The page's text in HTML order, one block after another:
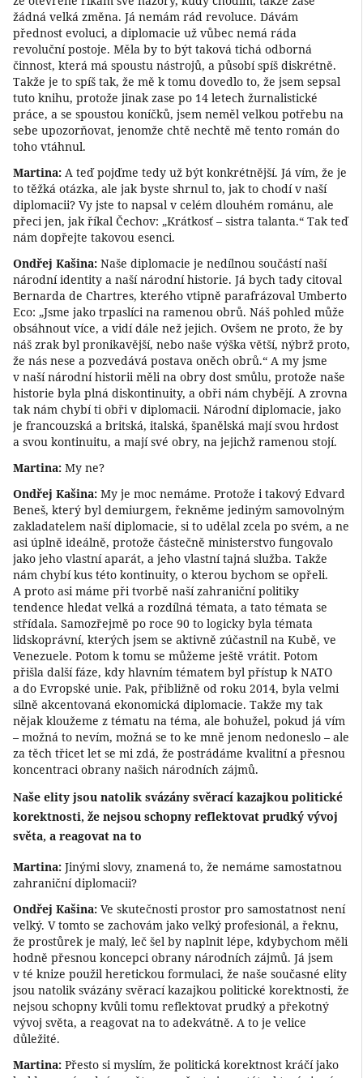
žádná velká změna. Já nemám rád revoluce. Dávám
přednost evoluci, a diplomacie už vůbec nemá ráda
revoluční postoje. Měla by to být taková tichá odborná
činnost, která má spoustu nástrojů, a působí spíš diskrétně.
Takže je to spíš tak, že mě k tomu dovedlo to, že jsem sepsal
tuto knihu, protože jinak zase po 14 letech žurnalistické
práce, a se spoustou koníčků, jsem neměl velkou potřebu na
sebe upozorňovat, jenomže chtě nechtě mě tento román do
toho vtáhnul.
Martina: A teď pojďme tedy už být konkrétnější. Já vím, že je
to těžká otázka, ale jak byste shrnul to, jak to chodí v naší
diplomacii? Vy jste to napsal v celém dlouhém románu, ale
přeci jen, jak říkal Čechov: „Krátkosť – sistra talanta.“ Tak teď
nám dopřejte takovou esenci.
Ondřej Kašina: Naše diplomacie je nedílnou součástí naší
národní identity a naší národní historie. Já bych tady citoval
Bernarda de Chartres, kterého vtipně parafrázoval Umberto
Eco: „Jsme jako trpaslíci na ramenou obrů. Náš pohled může
obsáhnout více, a vidí dále než jejich. Ovšem ne proto, že by
náš zrak byl pronikavější, nebo naše výška větší, nýbrž proto,
že nás nese a pozvedává postava oněch obrů.“ A my jsme
v naší národní historii měli na obry dost smůlu, protože naše
historie byla plná diskontinuity, a obři nám chybějí. A zrovna
tak nám chybí ti obři v diplomacii. Národní diplomacie, jako
je francouzská a britská, italská, španělská mají svou hrdost
a svou kontinuitu, a mají své obry, na jejichž ramenou stojí.
Martina: My ne?
Ondřej Kašina: My je moc nemáme. Protože i takový Edvard
Beneš, který byl demiurgem, řekněme jediným samovolným
zakladatelem naší diplomacie, si to udělal zcela po svém, a ne
asi úplně ideálně, protože částečně ministerstvo fungovalo
jako jeho vlastní aparát, a jeho vlastní tajná služba. Takže
nám chybí kus této kontinuity, o kterou bychom se opřeli.
A proto asi máme při tvorbě naší zahraniční politiky
tendence hledat velká a rozdílná témata, a tato témata se
střídala. Samozřejmě po roce 90 to logicky byla témata
lidskoprávní, kterých jsem se aktivně zúčastnil na Kubě, ve
Venezuele. Potom k tomu se můžeme ještě vrátit. Potom
přišla další fáze, kdy hlavním tématem byl přístup k NATO
a do Evropské unie. Pak, přibližně od roku 2014, byla velmi
silně akcentovaná ekonomická diplomacie. Takže my tak
nějak kloužeme z tématu na téma, ale bohužel, pokud já vím
– možná to nevím, možná se to ke mně jenom nedoneslo – ale
za těch třicet let se mi zdá, že postrádáme kvalitní a přesnou
koncentraci obrany našich národních zájmů.
Naše elity jsou natolik svázány svěrací kazajkou politické
korektnosti, že nejsou schopny reflektovat prudký vývoj
světa, a reagovat na to
Martina: Jinými slovy, znamená to, že nemáme samostatnou
zahraniční diplomacii?
Ondřej Kašina: Ve skutečnosti prostor pro samostatnost není
velký. V tomto se zachovám jako velký profesionál, a řeknu,
že prostůrek je malý, leč šel by naplnit lépe, kdybychom měli
hodně přesnou koncepci obrany národních zájmů. Já jsem
v té knize použil heretickou formulaci, že naše současné elity
jsou natolik svázány svěrací kazajkou politické korektnosti, že
nejsou schopny kvůli tomu reflektovat prudký a překotný
vývoj světa, a reagovat na to adekvátně. A to je velice
důležité.
Martina: Přesto si myslím, že politická korektnost kráčí jako